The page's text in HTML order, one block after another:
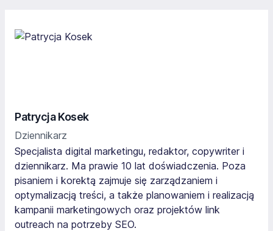
Patrycja Kosek
Dziennikarz
Specjalista digital marketingu, redaktor, copywriter i
dziennikarz. Ma prawie 10 lat doświadczenia. Poza
pisaniem i korektą zajmuje się zarządzaniem i
optymalizacją treści, a także planowaniem i realizacją
kampanii marketingowych oraz projektów link
outreach na potrzeby SEO.